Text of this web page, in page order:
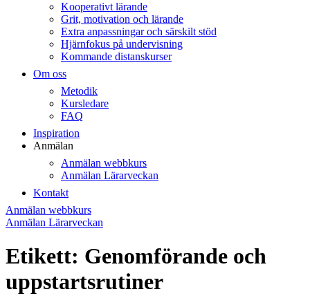
Kooperativt lärande
Grit, motivation och lärande
Extra anpassningar och särskilt stöd
Hjärnfokus på undervisning
Kommande distanskurser
Om oss
Metodik
Kursledare
FAQ
Inspiration
Anmälan
Anmälan webbkurs
Anmälan Lärarveckan
Kontakt
Anmälan webbkurs
Anmälan Lärarveckan
Etikett: Genomförande och
uppstartsrutiner